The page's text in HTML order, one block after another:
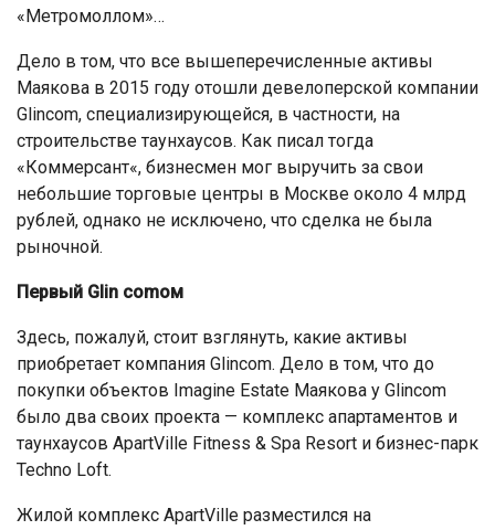
«Метромоллом»…
Дело в том, что все вышеперечисленные активы
Маякова в 2015 году отошли девелоперской компании
Glincom, специализирующейся, в частности, на
строительстве таунхаусов. Как писал тогда
«Коммерсант«, бизнесмен мог выручить за свои
небольшие торговые центры в Москве около 4 млрд
рублей, однако не исключено, что сделка не была
рыночной.
Первый Glin comом
Здесь, пожалуй, стоит взглянуть, какие активы
приобретает компания Glincom. Дело в том, что до
покупки объектов Imagine Estate Маякова у Glincom
было два своих проекта — комплекс апартаментов и
таунхаусов ApartVille Fitness & Spa Resort и бизнес-парк
Techno Loft.
Жилой комплекс ApartVille разместился на